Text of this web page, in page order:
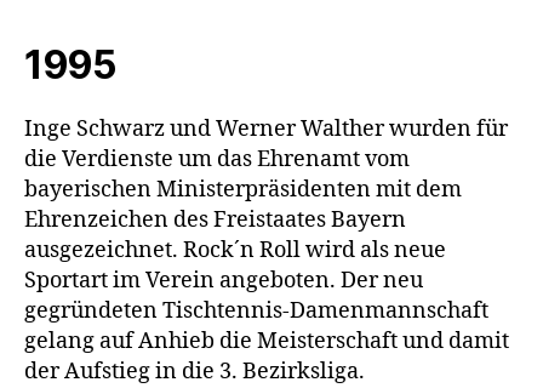
1995
Inge Schwarz und Werner Walther wurden für
die Verdienste um das Ehrenamt vom
bayerischen Ministerpräsidenten mit dem
Ehrenzeichen des Freistaates Bayern
ausgezeichnet. Rock´n Roll wird als neue
Sportart im Verein angeboten. Der neu
gegründeten Tischtennis-Damenmannschaft
gelang auf Anhieb die Meisterschaft und damit
der Aufstieg in die 3. Bezirksliga.